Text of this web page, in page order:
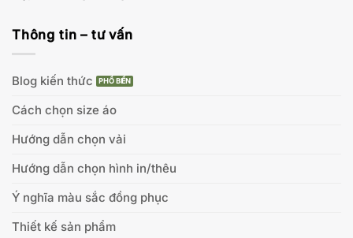
Thông tin – tư vấn
Blog kiến thức
Cách chọn size áo
Hướng dẫn chọn vải
Hướng dẫn chọn hình in/thêu
Ý nghĩa màu sắc đồng phục
Thiết kế sản phẩm